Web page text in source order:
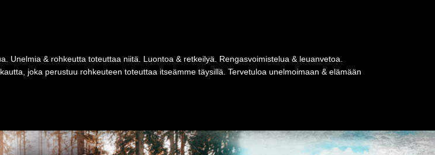
Unelmia & rohkeutta toteuttaa niitä. Luontoa & retkeilyä. Rengasvoimistelua & leuanvetoa.
joka perustuu rohkeuteen toteuttaa itseämme täysillä. Tervetuloa unelmoimaan & elämään